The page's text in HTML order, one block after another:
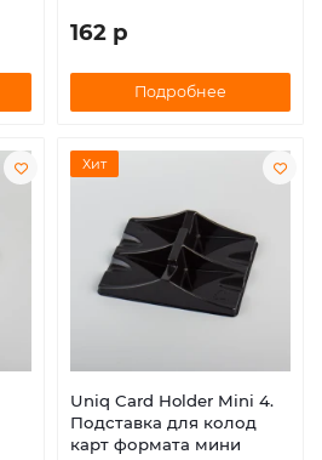
162 р
Подробнее
Хит
Uniq Card Holder Mini 4.
Подставка для колод
карт формата мини